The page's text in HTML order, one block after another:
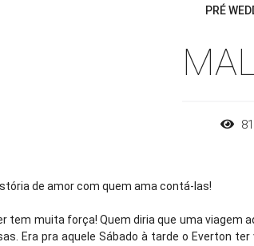
PRÉ
de amor com quem ama contá-las!
tem muita força! Quem diria que uma viagem
Era pra aquele Sábado à tarde o Everton